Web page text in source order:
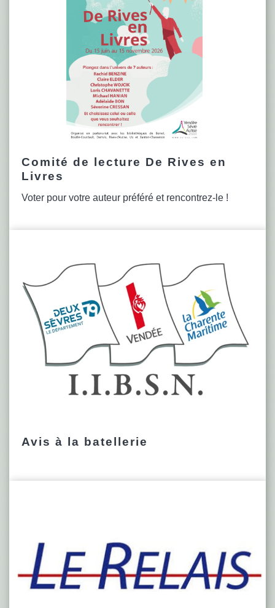
Comité de lecture De Rives en
Livres
Voter pour votre auteur préféré et rencontrez-le !
Avis à la batellerie